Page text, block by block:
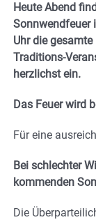
Heute Abend
Sonnwendfeuer
Uhr die
Traditions-
herzlichst ein.
Das Feuer wird
Für eine
Bei schlechter
kommenden
Die